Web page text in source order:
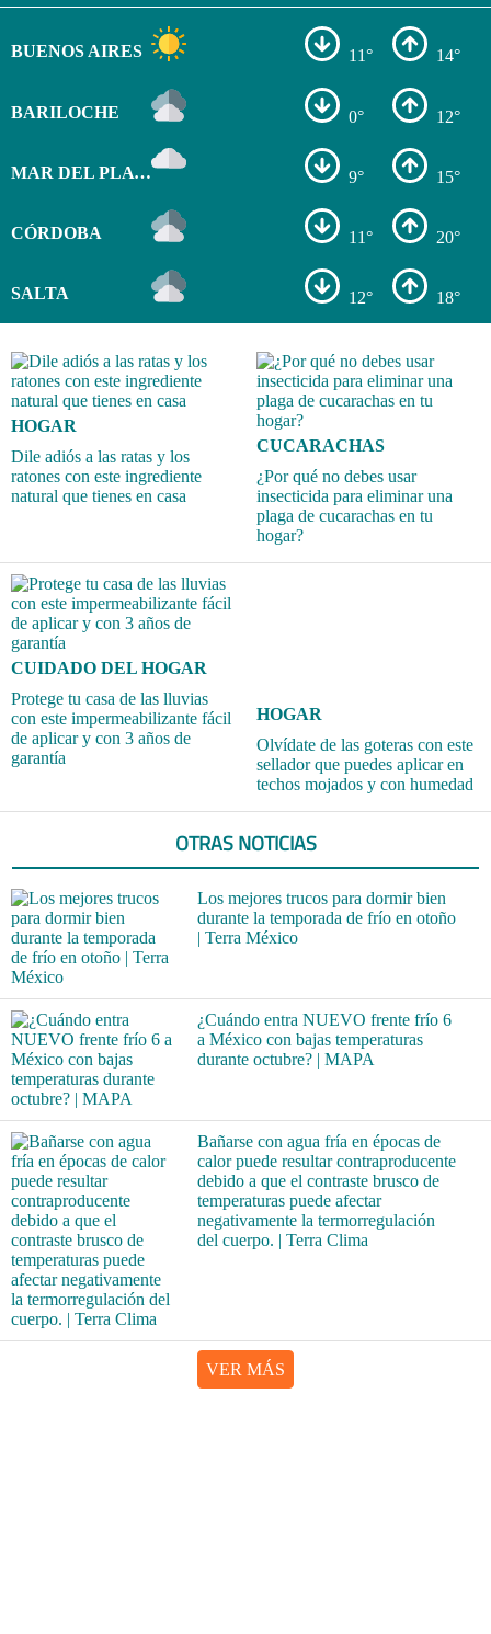
BUENOS AIRES 11° 14°
BARILOCHE 0° 12°
MAR DEL PLATA 9° 15°
CÓRDOBA 11° 20°
SALTA 12° 18°
HOGAR
Dile adiós a las ratas y los
ratones con este ingrediente
natural que tienes en casa
CUCARACHAS
¿Por qué no debes usar
insecticida para eliminar una
plaga de cucarachas en tu
hogar?
CUIDADO DEL HOGAR
Protege tu casa de las lluvias
con este impermeabilizante fácil
de aplicar y con 3 años de
garantía
HOGAR
Olvídate de las goteras con este
sellador que puedes aplicar en
techos mojados y con humedad
OTRAS NOTICIAS
Los mejores trucos para dormir bien
durante la temporada de frío en otoño
| Terra México
¿Cuándo entra NUEVO frente frío 6
a México con bajas temperaturas
durante octubre? | MAPA
Bañarse con agua fría en épocas de
calor puede resultar contraproducente
debido a que el contraste brusco de
temperaturas puede afectar
negativamente la termorregulación
del cuerpo. | Terra Clima
VER MÁS